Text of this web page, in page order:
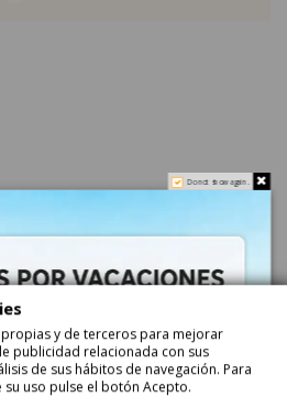
Fantasía 35Gr 12uds
para proteger el chocolate
bien protegida y con papel burbuja y
Do not show again.
y de terceros para mejorar
publicidad relacionada con sus
de sus hábitos de navegación. Para
uso pulse el botón Acepto.